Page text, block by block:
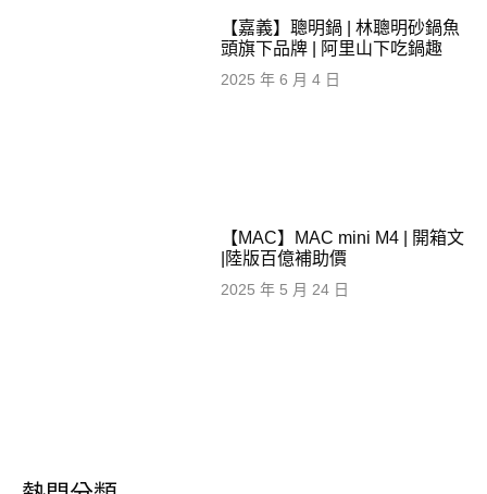
【嘉義】聰明鍋 | 林聰明砂鍋魚
頭旗下品牌 | 阿里山下吃鍋趣
2025 年 6 月 4 日
【MAC】MAC mini M4 | 開箱文
|陸版百億補助價
2025 年 5 月 24 日